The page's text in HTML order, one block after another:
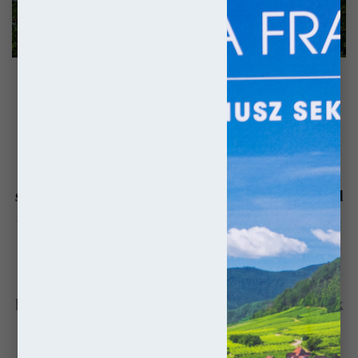
Położony w zakolu Wełtawy Czeski Krumlov
należy do grona najpiękniejszych miejsc w
Czechach. Dzięki parasolowi bezpieczeństwa
rozpostartemu nad nim przez potężne rody
szlacheckie przez wieki rozwijał się on z dala od
większych konfliktów w Europie. Ponieważ więc
przetrwał w stanie niemal nienaruszonym,
zachował swój pierwotny układ ulic, usłany
licznymi zabytkami, które dziś cieszą oczy setek
tysięcy turystów rocznie.